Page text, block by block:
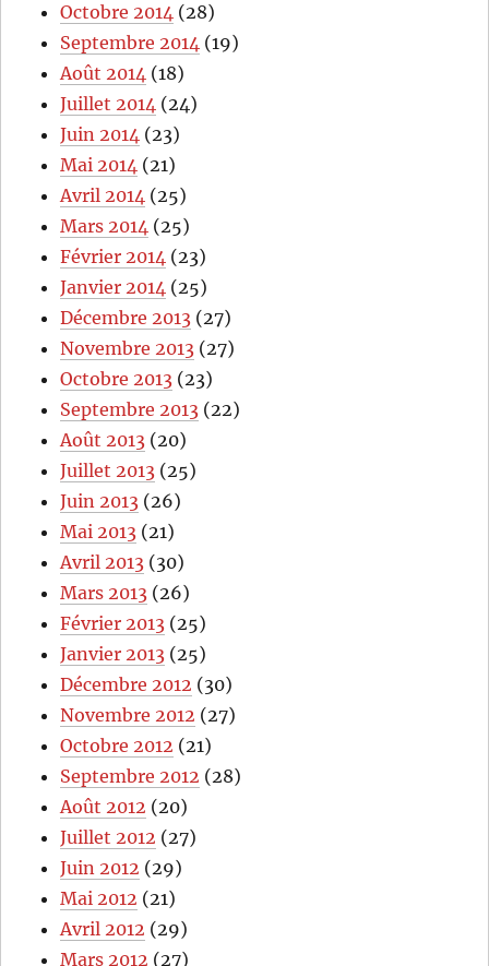
Octobre 2014 (28)
Septembre 2014 (19)
Août 2014 (18)
Juillet 2014 (24)
Juin 2014 (23)
Mai 2014 (21)
Avril 2014 (25)
Mars 2014 (25)
Février 2014 (23)
Janvier 2014 (25)
Décembre 2013 (27)
Novembre 2013 (27)
Octobre 2013 (23)
Septembre 2013 (22)
Août 2013 (20)
Juillet 2013 (25)
Juin 2013 (26)
Mai 2013 (21)
Avril 2013 (30)
Mars 2013 (26)
Février 2013 (25)
Janvier 2013 (25)
Décembre 2012 (30)
Novembre 2012 (27)
Octobre 2012 (21)
Septembre 2012 (28)
Août 2012 (20)
Juillet 2012 (27)
Juin 2012 (29)
Mai 2012 (21)
Avril 2012 (29)
Mars 2012 (27)